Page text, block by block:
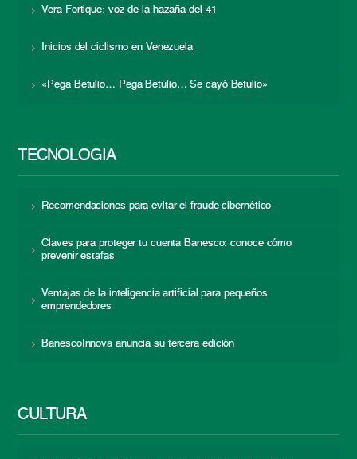
Vera Fortique: voz de la hazaña del 41
Inicios del ciclismo en Venezuela
«Pega Betulio… Pega Betulio… Se cayó Betulio»
TECNOLOGÍA
Recomendaciones para evitar el fraude cibernético
Claves para proteger tu cuenta Banesco: conoce cómo
prevenir estafas
Ventajas de la inteligencia artificial para pequeños
emprendedores
BanescoInnova anuncia su tercera edición
CULTURA